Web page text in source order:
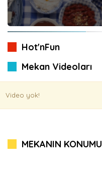
Hot'nFun
Mekan Videoları
Video yok!
MEKANIN KONUMU